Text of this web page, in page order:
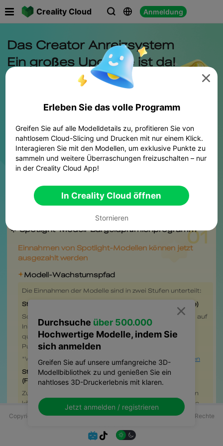
Creality Cloud   Anmeldung
Copyright © 2025 Shenzhen Creality 3D Technology Co., Ltd. Alle Rechte
 
Durchsuche über 500.000
Hochwertige Modelle, indem Sie
sich anmelden
Greifen Sie auf unsere umfangreiche 3D-
Modellbibliothek zu und genießen Sie ein
nahtloses 3D-Druckerlebnis mit klaren.
Jetzt anmelden / registrieren


Erleben Sie das volle Programm
Greifen Sie auf alle Modelldetails zu, profitieren Sie von
nahtlosem Cloud-Slicing und Drucken mit nur einem Klick.
Interagieren Sie mit den Modellen, um exklusive Punkte zu
sammeln und weitere Überraschungen freizuschalten – nur
in der Creality Cloud App!
In Creality Cloud öffnen
Stornieren